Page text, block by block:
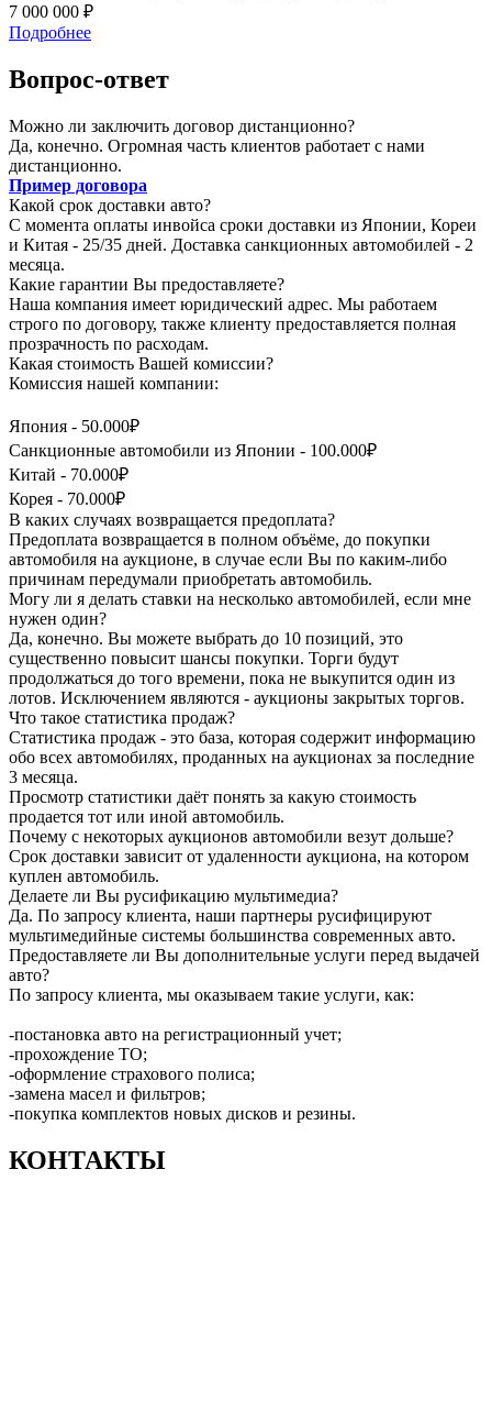
7 000 000 ₽
Подробнее
Вопрос-ответ
Можно ли заключить договор дистанционно?
Да, конечно. Огромная часть клиентов работает с нами
дистанционно.
Пример договора
Какой срок доставки авто?
С момента оплаты инвойса сроки доставки из Японии, Кореи
и Китая - 25/35 дней. Доставка санкционных автомобилей - 2
месяца.
Какие гарантии Вы предоставляете?
Наша компания имеет юридический адрес. Мы работаем
строго по договору, также клиенту предоставляется полная
прозрачность по расходам.
Какая стоимость Вашей комиссии?
Комиссия нашей компании:
Япония - 50.000₽
Санкционные автомобили из Японии - 100.000₽
Китай - 70.000₽
Корея - 70.000₽
В каких случаях возвращается предоплата?
Предоплата возвращается в полном объёме, до покупки
автомобиля на аукционе, в случае если Вы по каким-либо
причинам передумали приобретать автомобиль.
Могу ли я делать ставки на несколько автомобилей, если мне
нужен один?
Да, конечно. Вы можете выбрать до 10 позиций, это
существенно повысит шансы покупки. Торги будут
продолжаться до того времени, пока не выкупится один из
лотов. Исключением являются - аукционы закрытых торгов.
Что такое статистика продаж?
Статистика продаж - это база, которая содержит информацию
обо всех автомобилях, проданных на аукционах за последние
3 месяца.
Просмотр статистики даёт понять за какую стоимость
продается тот или иной автомобиль.
Почему с некоторых аукционов автомобили везут дольше?
Срок доставки зависит от удаленности аукциона, на котором
куплен автомобиль.
Делаете ли Вы русификацию мультимедиа?
Да. По запросу клиента, наши партнеры русифицируют
мультимедийные системы большинства современных авто.
Предоставляете ли Вы дополнительные услуги перед выдачей
авто?
По запросу клиента, мы оказываем такие услуги, как:
-постановка авто на регистрационный учет;
-прохождение ТО;
-оформление страхового полиса;
-замена масел и фильтров;
-покупка комплектов новых дисков и резины.
КОНТАКТЫ